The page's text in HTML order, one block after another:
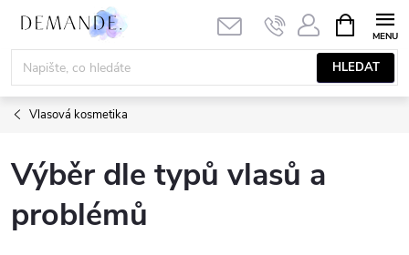
obsah
HLEDAT
NÁKUPNÍ
KOŠÍK
Vlasová kosmetika
Výběr dle typů vlasů a
problémů